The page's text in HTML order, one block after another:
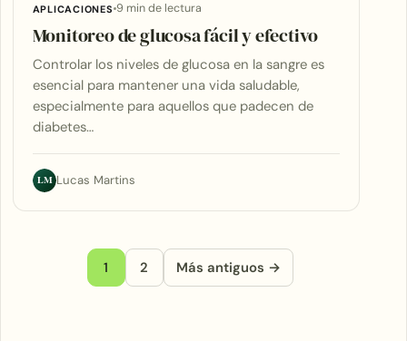
APLICACIONES 9 min de lectura
Monitoreo de glucosa fácil y efectivo
Controlar los niveles de glucosa en la sangre es
esencial para mantener una vida saludable,
especialmente para aquellos que padecen de
diabetes…
LM Lucas Martins
Paginación de entradas
1 2 Más antiguos →